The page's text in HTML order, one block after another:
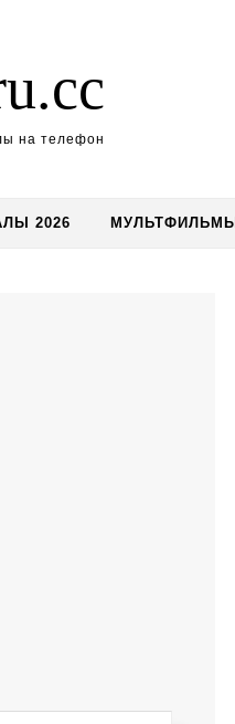
на телефон
2026 МУЛЬТФИЛЬМЫ